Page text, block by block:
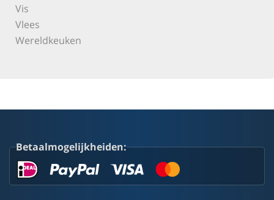
Vis
Vlees
Wereldkeuken
Betaalmogelijkheiden: